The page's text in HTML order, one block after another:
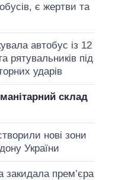
є жертви та
автобус із 12
рятувальників під
ударів
склад
нові зони
України
закидала прем’єра